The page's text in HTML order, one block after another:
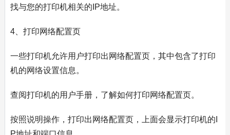
找与您的打印机相关的IP地址。
4、打印网络配置页
一些打印机允许用户打印出网络配置页，其中包含了打印
机的网络设置信息。
查阅打印机的用户手册，了解如何打印网络配置页。
按照说明操作，打印出网络配置页，上面会显示打印机的I